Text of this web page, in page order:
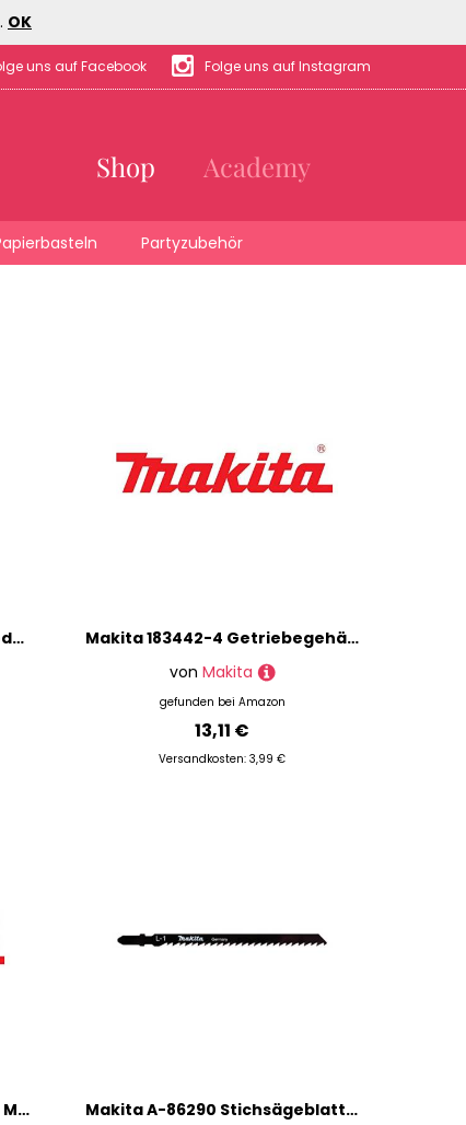
. OK
uns auf Facebook Folge uns auf Instagram
Shop Academy
Partyzubehör
Makita 140C72-2 Stahl für Modell MC-CS1
Makita 183442-4 Getriebegehäuse für Modell HR2440
von Makita
gefunden bei Amazon
13,11 €
Versandkosten: 3,99 €
Makita 442191-5 Dichtung für Modell BJN160/BJN161
Makita A-86290 Stichsägeblatt L-1 5St.